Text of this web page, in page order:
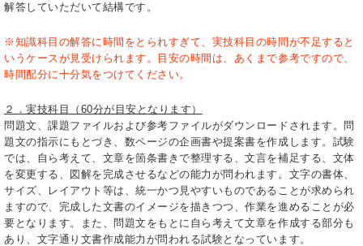
解答していただいて結構です。
※知識科目の解答に時間をとられすぎて、実技科目の時間が不足すると
いうケースが見受けられます。目安の時間は、あくまで参考ですので、
時間配分に十分気をつけてください。
２．実技科目（60分が目安となります）
問題文、課題ファイルおよび参考ファイルがダウンロードされます。問
題文の指示にもとづき、数ページの企画書や提案書を作成します。試験
では、自ら考えて、文章を箇条書きで整理する、文言を補足する、文体
を変更する、図解を完成させるなどの能力が問われます。文字の書体、
サイズ、レイアウト等は、統一かつ見やすいものであることが求められ
ますので、完成した文書のイメージを描きつつ、作業を進めることが必
要となります。また、問題文をもとに自ら考えて文章を作成する部分も
あり、文字通り文書作成能力が問われる試験となっています。